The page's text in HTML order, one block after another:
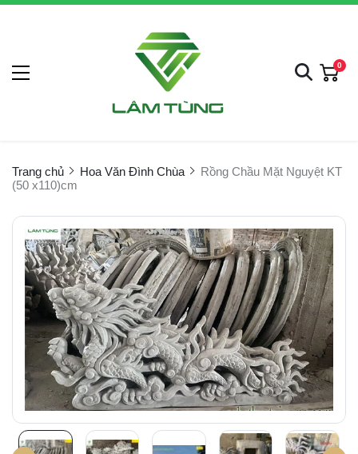
0
Trang chủ Hoa Văn Đình Chùa
Rồng Chầu Mặt Nguyệt KT
(50 x110)cm